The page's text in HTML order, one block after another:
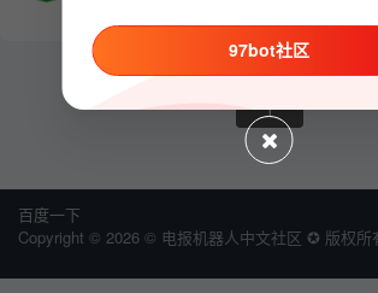
1
百度一下
Copyright © 2026 © 电报机器人中文社区 ✪ 版权所
97bot社区